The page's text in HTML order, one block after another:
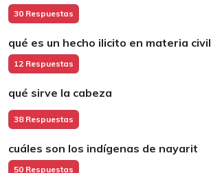
30 Respuestas
qué es un hecho ilicito en materia civil
12 Respuestas
qué sirve la cabeza
38 Respuestas
cuáles son los indígenas de nayarit
50 Respuestas